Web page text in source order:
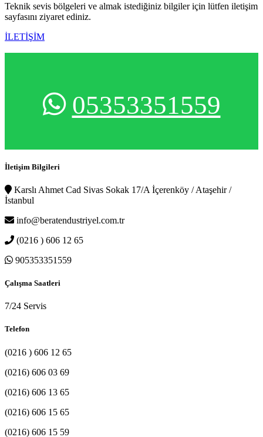
Teknik sevis bölgeleri ve almak istediğiniz bilgiler için lütfen iletişim
sayfasını ziyaret ediniz.
İLETİŞİM
05353351559
İletişim Bilgileri
Karslı Ahmet Cad Sivas Sokak 17/A İçerenköy / Ataşehir /
İstanbul
info@beratendustriyel.com.tr
(0216 ) 606 12 65
905353351559
Çalışma Saatleri
7/24 Servis
Telefon
(0216 ) 606 12 65
(0216) 606 03 69
(0216) 606 13 65
(0216) 606 15 65
(0216) 606 15 59